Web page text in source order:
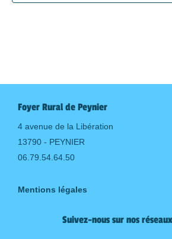
Foyer Rural de Peynier
4 avenue de la Libération
13790 - PEYNIER
06.79.54.64.50
Mentions légales
Suivez-nous sur nos